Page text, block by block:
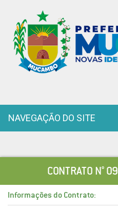
NAVEGAÇÃO DO SITE
CONTRATO N°
Informações do Contrato: